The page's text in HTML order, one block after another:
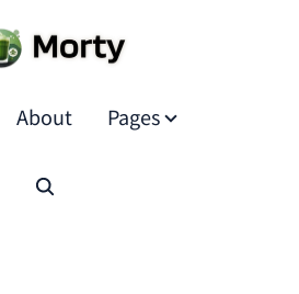
About Pages